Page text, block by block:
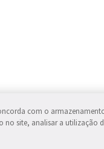
com o
no site, analisar a utilização